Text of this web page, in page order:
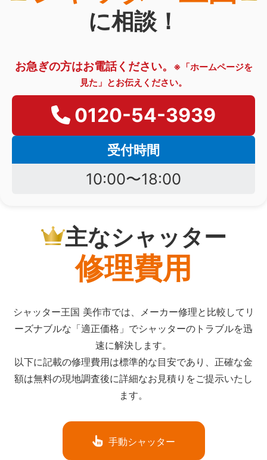
に相談！
お急ぎの方はお電話ください。
※「ホームページを
見た」とお伝えください。
0120-54-3939
受付時間
10:00〜18:00
主なシャッター
修理費用
シャッター王国 美作市では、メーカー修理と比較してリ
ーズナブルな「適正価格」でシャッターのトラブルを迅
速に解決します。
以下に記載の修理費用は標準的な目安であり、正確な金
額は無料の現地調査後に詳細なお見積りをご提示いたし
ます。
手動シャッター